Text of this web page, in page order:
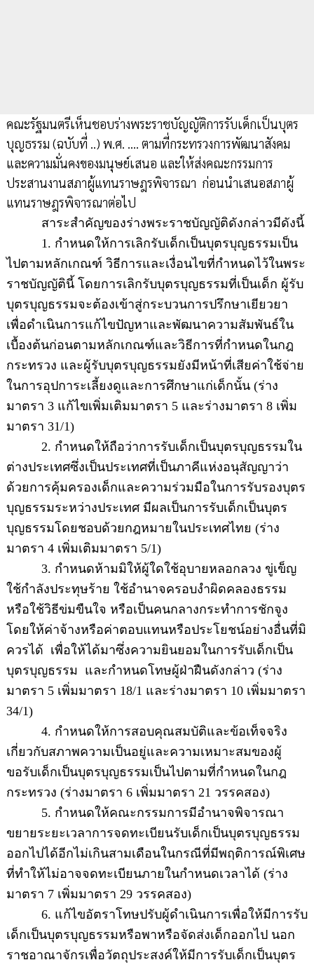
คณะรัฐมนตรีเห็นชอบร่างพระราชบัญญัติการรับเด็กเป็นบุตร
บุญธรรม (ฉบับที่ ..) พ.ศ. .... ตามที่กระทรวงการพัฒนาสังคม
และความมั่นคงของมนุษย์เสนอ และให้ส่งคณะกรรมการ
ประสานงานสภาผู้แทนราษฎรพิจารณา ก่อนนำเสนอสภาผู้
แทนราษฎรพิจารณาต่อไป
สาระสำคัญของร่างพระราชบัญญัติดังกล่าวมีดังนี้
1. กำหนดให้การเลิกรับเด็กเป็นบุตรบุญธรรมเป็น
ไปตามหลักเกณฑ์ วิธีการและเงื่อนไขที่กำหนดไว้ในพระ
ราชบัญญัตินี้ โดยการเลิกรับบุตรบุญธรรมที่เป็นเด็ก ผู้รับ
บุตรบุญธรรมจะต้องเข้าสู่กระบวนการปรึกษาเยียวยา
เพื่อดำเนินการแก้ไขปัญหาและพัฒนาความสัมพันธ์ใน
เบื้องต้นก่อนตามหลักเกณฑ์และวิธีการที่กำหนดในกฎ
กระทรวง และผู้รับบุตรบุญธรรมยังมีหน้าที่เสียค่าใช้จ่าย
ในการอุปการะเลี้ยงดูและการศึกษาแก่เด็กนั้น (ร่าง
มาตรา 3 แก้ไขเพิ่มเติมมาตรา 5 และร่างมาตรา 8 เพิ่ม
มาตรา 31/1)
2. กำหนดให้ถือว่าการรับเด็กเป็นบุตรบุญธรรมใน
ต่างประเทศซึ่งเป็นประเทศที่เป็นภาคีแห่งอนุสัญญาว่า
ด้วยการคุ้มครองเด็กและความร่วมมือในการรับรองบุตร
บุญธรรมระหว่างประเทศ มีผลเป็นการรับเด็กเป็นบุตร
บุญธรรมโดยชอบด้วยกฎหมายในประเทศไทย (ร่าง
มาตรา 4 เพิ่มเติมมาตรา 5/1)
3. กำหนดห้ามมิให้ผู้ใดใช้อุบายหลอกลวง ขู่เข็ญ
ใช้กำลังประทุษร้าย ใช้อำนาจครอบงำผิดคลองธรรม
หรือใช้วิธีข่มขืนใจ หรือเป็นคนกลางกระทำการชักจูง
โดยให้ค่าจ้างหรือค่าตอบแทนหรือประโยชน์อย่างอื่นที่มิ
ควรได้ เพื่อให้ได้มาซึ่งความยินยอมในการรับเด็กเป็น
บุตรบุญธรรม และกำหนดโทษผู้ฝ่าฝืนดังกล่าว (ร่าง
มาตรา 5 เพิ่มมาตรา 18/1 และร่างมาตรา 10 เพิ่มมาตรา
34/1)
4. กำหนดให้การสอบคุณสมบัติและข้อเท็จจริง
เกี่ยวกับสภาพความเป็นอยู่และความเหมาะสมของผู้
ขอรับเด็กเป็นบุตรบุญธรรมเป็นไปตามที่กำหนดในกฎ
กระทรวง (ร่างมาตรา 6 เพิ่มมาตรา 21 วรรคสอง)
5. กำหนดให้คณะกรรมการมีอำนาจพิจารณา
ขยายระยะเวลาการจดทะเบียนรับเด็กเป็นบุตรบุญธรรม
ออกไปได้อีกไม่เกินสามเดือนในกรณีที่มีพฤติการณ์พิเศษ
ที่ทำให้ไม่อาจจดทะเบียนภายในกำหนดเวลาได้ (ร่าง
มาตรา 7 เพิ่มมาตรา 29 วรรคสอง)
6. แก้ไขอัตราโทษปรับผู้ดำเนินการเพื่อให้มีการรับ
เด็กเป็นบุตรบุญธรรมหรือพาหรือจัดส่งเด็กออกไป นอก
ราชอาณาจักรเพื่อวัตถุประสงค์ให้มีการรับเด็กเป็นบุตร